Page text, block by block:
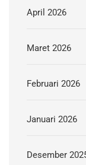
April 2026
Maret 2026
Februari 2026
Januari 2026
Desember